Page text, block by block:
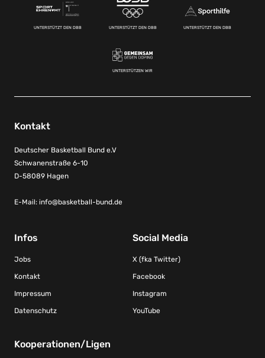
UNTERSTÜTZT DEN DBB UNTERSTÜTZT DEN DBB UNTERSTÜTZT DEN DBB
UNTERSTÜTZEN WIR
Kontakt
Deutscher Basketball Bund e.V
Schwanenstraße 6-10
D-58089 Hagen
E-Mail: info@basketball-bund.de
Infos
Jobs
Kontakt
Impressum
Datenschutz
Social Media
X (fka Twitter)
Facebook
Instagram
YouTube
Kooperationen/Ligen